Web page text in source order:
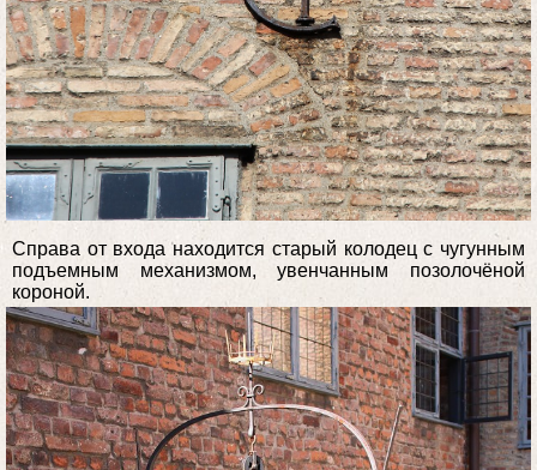
Справа от входа находится старый колодец с чугунным
подъемным механизмом, увенчанным позолочёной
короной.